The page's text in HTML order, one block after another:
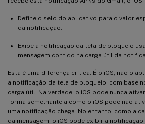
Define o selo do aplicativo para o valor
da notificação.
Exibe a notificação da tela de bloqueio
mensagem contido na carga útil da
Esta é uma diferença crítica: É o iOS, não o
a notificação da tela de bloqueio, com base
carga útil. Na verdade, o iOS pode nunca
forma semelhante a como o iOS pode não
uma notificação chega. No entanto, como a
da mensagem, o iOS pode exibir a